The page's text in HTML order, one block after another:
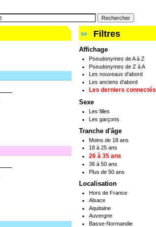
Filtres
Affichage
Pseudonymes de A à Z
Pseudonymes de Z à A
Les nouveaux d'abord
Les anciens d'abord
Les derniers connectés
Sexe
Les filles
Les garçons
Tranche d'âge
Moins de 18 ans
18 à 25 ans
26 à 35 ans
36 à 50 ans
Plus de 50 ans
Localisation
Hors de France
Alsace
Aquitaine
Auvergne
Basse-Normandie